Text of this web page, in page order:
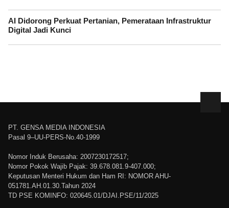
AI Didorong Perkuat Pertanian, Pemerataan Infrastruktur
Digital Jadi Kunci
PT. GENSA MEDIA INDONESIA
Pasal 9–UU-PERS-No.40-1999
Nomor Induk Berusaha: 2007230172517;
Nomor Pokok Wajib Pajak: 39.678.081.9-407.000;
Keputusan Menteri Hukum dan Ham RI: NOMOR AHU-
051781.AH.01.30.Tahun 2024
TD PSE KOMINFO: 020645.01/DJAI.PSE/11/2025